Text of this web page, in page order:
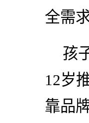
全需求
孩
12岁
靠品